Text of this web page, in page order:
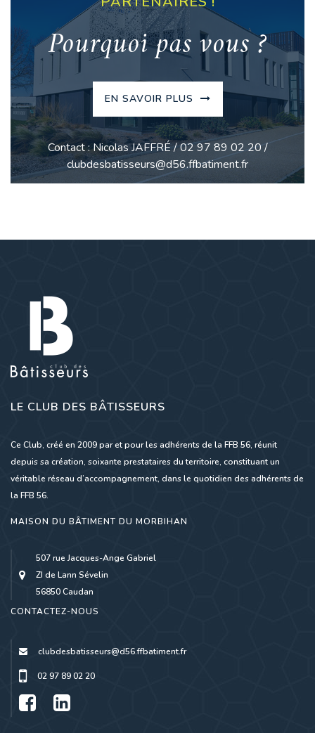
Pourquoi pas vous ?
EN SAVOIR PLUS
Contact : Nicolas JAFFRÉ / 02 97 89 02 20 /
clubdesbatisseurs@d56.ffbatiment.fr
LE CLUB DES BÂTISSEURS
Ce Club, créé en 2009 par et pour les adhérents de la FFB 56, réunit
depuis sa création, soixante prestataires du territoire, constituant un
véritable réseau d’accompagnement, dans le quotidien des adhérents de
la FFB 56.
MAISON DU BÂTIMENT DU MORBIHAN
507 rue Jacques-Ange Gabriel
ZI de Lann Sévelin
56850 Caudan
CONTACTEZ-NOUS
clubdesbatisseurs@d56.ffbatiment.fr
02 97 89 02 20